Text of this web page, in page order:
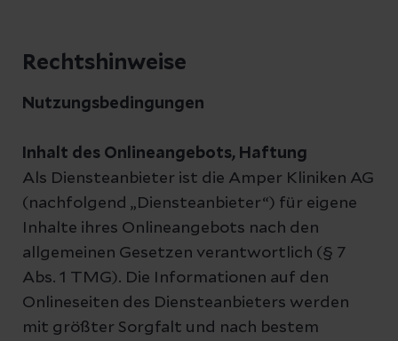
Rechtshinweise
Nutzungsbedingungen
Inhalt des Onlineangebots, Haftung
Als Diensteanbieter ist die Amper Kliniken AG
(nachfolgend „Diensteanbieter“) für eigene
Inhalte ihres Onlineangebots nach den
allgemeinen Gesetzen verantwortlich (§ 7
Abs. 1 TMG). Die Informationen auf den
Onlineseiten des Diensteanbieters werden
mit größter Sorgfalt und nach bestem